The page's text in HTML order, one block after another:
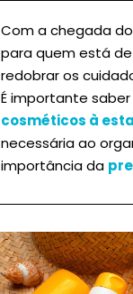
Com a chegada
para quem está
redobrar os
É importante
cosméticos à
necessária ao
importância da